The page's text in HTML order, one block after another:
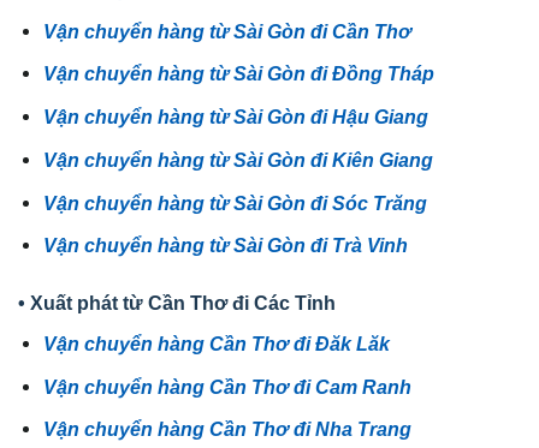
Vận chuyển hàng từ Sài Gòn đi Cần Thơ
Vận chuyển hàng từ Sài Gòn đi Đồng Tháp
Vận chuyển hàng từ Sài Gòn đi Hậu Giang
Vận chuyển hàng từ Sài Gòn đi Kiên Giang
Vận chuyển hàng từ Sài Gòn đi Sóc Trăng
Vận chuyển hàng từ Sài Gòn đi Trà Vinh
• Xuất phát từ Cần Thơ đi Các Tỉnh
Vận chuyển hàng Cần Thơ đi Đăk Lăk
Vận chuyển hàng Cần Thơ đi Cam Ranh
Vận chuyển hàng Cần Thơ đi Nha Trang